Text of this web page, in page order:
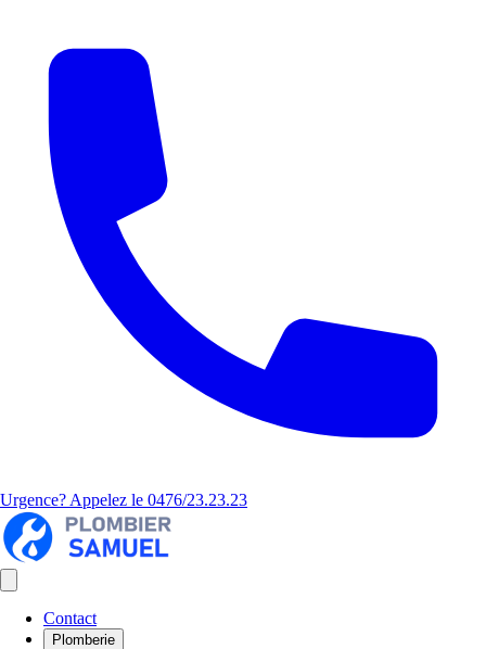
Urgence? Appelez le 0476/23.23.23
Contact
Plomberie